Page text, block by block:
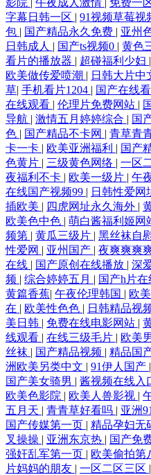
频 狼友深夜福利 青娱乐最新地址
三四 久久这里有精品6 人妖AV
wwwav黄色 福利AVAV 精品国产
91超碰碰在线 ts伪娘 浮力操操逼
自拍影音在线 97无码视频 狠狠干
色色五月天 肏人网站 国语对白蜜
97AV中文字幕 韩国人妻Av 麻豆
黄网 成人探花av 韩黄AA免费 美
址 97色网 国产精品123 免费观看
日韩美在线 果冻传媒做爱 欧美福
电影导航免费 黑丝制服影院 欧美
利 成人av伊人 久草福利网站 欧洲
东方成人AV综合 九一麻豆TV 日韩
香蕉 欧洲免费在线 无码破解无码
字幕日韩一区 | 91视频草莓视
包 | 国产精品永久免费 | 亚州
日韩成人 | 国产ts视频0 | 黄色
看片的播放器 | 超碰福利少妇 |
欧美做传爱喷潮 | 日韩大片中
草| 手机看片1204 | 国产在线看
在线观看 | 伦理片免费网站 |
导航 | 激情五月婷婷综合 | 国
色 | 国产精品不卡网 | 青草青
卡一卡 | 欧美亚洲福利 | 国产
色黄片 | 三级黄色网络 | 一区
夜福利不卡 | 欧美一级片 | 午
在线国产视频99 | 日韩性爱网
插欧美 | 四虎网址永久海外 |
欧美色中色 | 萌白酱福利姬网
频第 | 黄瓜三级片 | 黑丝袜自
性爱网 | 亚州国产 | 夜爽爽爽
在线 | 国产原创在线播放 | 深
频 | 综合婷婷五月 | 国产h片
黄篇香蕉| 午夜伦理韩国 | 欧
在 | 欧美性色色 | 日韩精品视
美日韩 | 免费在线电影网站 |
线观看 | 在线三级毛片 | 欧美
丝袜 | 国产精品视频 | 精品国
洲欧美另类中文 | 91伊人国产 |
国产美女骑男 | 酱视频在线入
欧美色影院 | 欧美人兽影视 |
五月天 | 青青草好看吗 | 亚洲
国产传媒第一页 | 精品孕妇无
叉操操 | 亚洲东京热 | 国产免
强奸乱军第一页 | 欧美偷拍第
片妈妈的朋友 | 一区二区三区 |